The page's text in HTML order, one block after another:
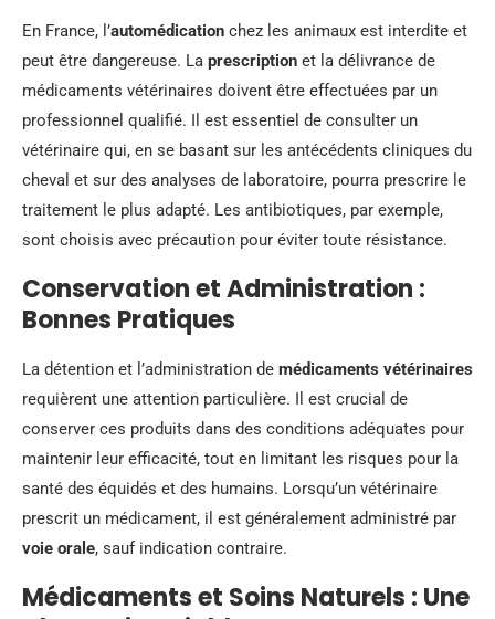
En France, l’automédication chez les animaux est interdite et
peut être dangereuse. La prescription et la délivrance de
médicaments vétérinaires doivent être effectuées par un
professionnel qualifié. Il est essentiel de consulter un
vétérinaire qui, en se basant sur les antécédents cliniques du
cheval et sur des analyses de laboratoire, pourra prescrire le
traitement le plus adapté. Les antibiotiques, par exemple,
sont choisis avec précaution pour éviter toute résistance.
Conservation et Administration :
Bonnes Pratiques
La détention et l’administration de médicaments vétérinaires
requièrent une attention particulière. Il est crucial de
conserver ces produits dans des conditions adéquates pour
maintenir leur efficacité, tout en limitant les risques pour la
santé des équidés et des humains. Lorsqu’un vétérinaire
prescrit un médicament, il est généralement administré par
voie orale, sauf indication contraire.
Médicaments et Soins Naturels : Une